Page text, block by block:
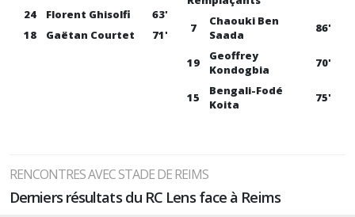
24
Florent Ghisolfi
63'
18
Gaëtan Courtet 71'
7
Chaouki Ben
Saada
86'
19
Geoffrey
Kondogbia
70'
15
Bengali-Fodé
Koita
75'
RENCONTRES AVEC STADE DE REIMS
Derniers résultats du RC Lens face à Reims